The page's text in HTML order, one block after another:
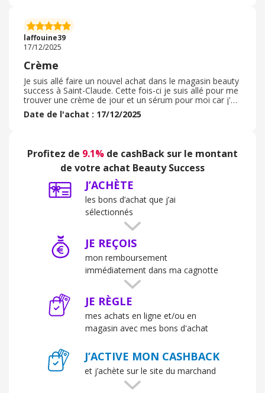
beauté, que ce soit pour soi ou pour offrir les produits
sont de bonne qualité j’aime énormément et leurs
parfum tienne bien
laffouine39
17/12/2025
Crème
Je suis allé faire un nouvel achat dans le magasin beauty
success à Saint-Claude. Cette fois-ci je suis allé pour me
trouver une crème de jour et un sérum pour moi car j'ai
une peau très sensible et irrité j'ai été très bien conseillé
par la vendeuse qui m'a pris le temps de me proposer
du coup je suis repartie avec une crème et un sérum
ainsi que quelques échantillons. J'ai pu payer par bon
d'achat acheté sur ebuye club ainsi qu'une remise de 10
€ que j'ai eu par rapport au cumul de mes achats
Date de l'achat : 17/12/2025
Profitez de 9.1% de cashBack sur le montant
de votre achat Beauty Success
J’ACHÈTE
les bons d’achat que j’ai
sélectionnés
JE REÇOIS
mon remboursement
immédiatement dans ma cagnotte
JE RÈGLE
mes achats en ligne et/ou en
magasin avec mes bons d'achat
J’ACTIVE MON CASHBACK
et j’achète sur le site du marchand